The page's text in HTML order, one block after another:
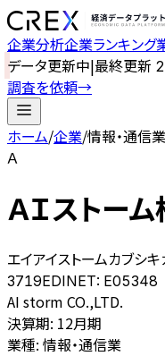
企業分析企業ランキング
データ更新中|最終更新
調査を依頼→
ホーム/企業/情報・通信業
Ａ
ＡＩストー
エイアイストームカブシ
3719EDINET: E05348
AI storm CO.,LTD.
決算期: 12月期
業種: 情報・通信業